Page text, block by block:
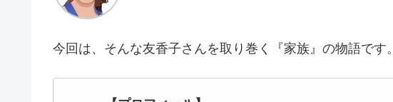
今回は、そんな友香子さんを取り巻く『家族』の物語です。